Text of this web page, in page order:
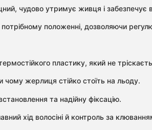
чудово утримує живця і забезпечує
положенні, дозволяючи
пластику, який не
жерлиця стійко стоїть на льоду.
та надійну фіксацію.
хід волосіні й контроль за